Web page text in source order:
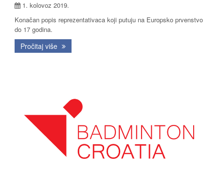
1. kolovoz 2019.
Konačan popis reprezentativaca koji putuju na Europsko prvenstvo
do 17 godina.
Pročitaj više